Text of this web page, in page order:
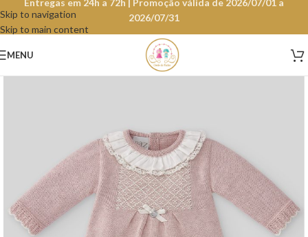
Skip to navigation
Skip to main content
Entregas em 24h a 72h | Promoção válida de 2026/07/01 a
2026/07/31
MENU